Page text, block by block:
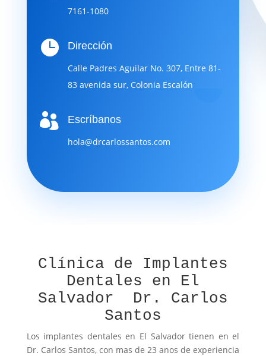
7161-1080
 Dirección
Calle Padres Aguilar No. 307, Entre 81-
83 avenida sur, Colonia Escalón
 Escríbanos
hola@drcarlossantos.com
Clínica de Implantes
Dentales en El
Salvador Dr. Carlos
Santos
Los implantes dentales en El Salvador tienen en el
Dr. Carlos Santos, con mas de 23 anos de experiencia